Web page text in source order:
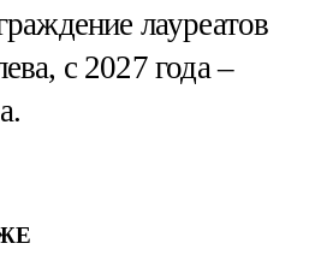
лауреатов
с 2027 года –